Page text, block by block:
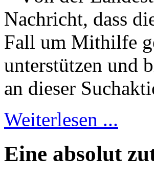
Nachricht, dass
Fall um Mithilfe
unterstützen und
an dieser
Weiterlesen ...
Eine absolut